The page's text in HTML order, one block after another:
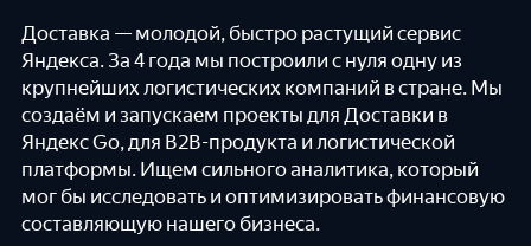
Доставка — молодой, быстро растущий сервис
Яндекса. За 4 года мы построили с нуля одну из
крупнейших логистических компаний в стране. Мы
создаём и запускаем проекты для Доставки в
Яндекс Go, для B2B-продукта и логистической
платформы. Ищем сильного аналитика, который
мог бы исследовать и оптимизировать финансовую
составляющую нашего бизнеса.